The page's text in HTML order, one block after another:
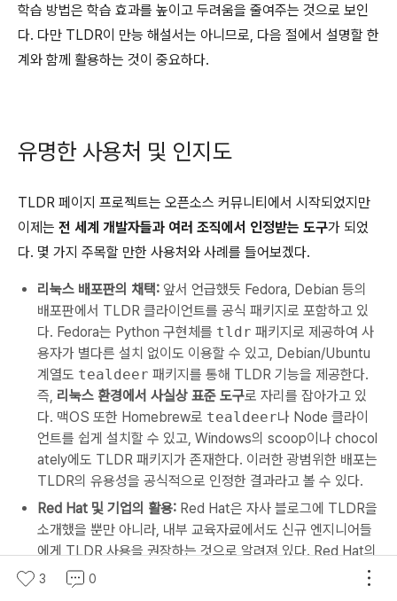
학습 방법은 학습 효과를 높이고 두려움을 줄여주는 것으로 보인
다. 다만 TLDR이 만능 해설서는 아니므로, 다음 절에서 설명할 한
계와 함께 활용하는 것이 중요하다.
유명한 사용처 및 인지도
TLDR 페이지 프로젝트는 오픈소스 커뮤니티에서 시작되었지만
이제는 전 세계 개발자들과 여러 조직에서 인정받는 도구가 되었
다. 몇 가지 주목할 만한 사용처와 사례를 들어보겠다.
리눅스 배포판의 채택: 앞서 언급했듯 Fedora, Debian 등의
배포판에서 TLDR 클라이언트를 공식 패키지로 포함하고 있
다. Fedora는 Python 구현체를 tldr 패키지로 제공하여 사
용자가 별다른 설치 없이도 이용할 수 있고, Debian/Ubuntu
계열도 tealdeer 패키지를 통해 TLDR 기능을 제공한다.
즉, 리눅스 환경에서 사실상 표준 도구로 자리를 잡아가고 있
다. 맥OS 또한 Homebrew로 tealdeer나 Node 클라이
언트를 쉽게 설치할 수 있고, Windows의 scoop이나 chocol
ately에도 TLDR 패키지가 존재한다. 이러한 광범위한 배포는
TLDR의 유용성을 공식적으로 인정한 결과라고 볼 수 있다.
Red Hat 및 기업의 활용: Red Hat은 자사 블로그에 TLDR을
소개했을 뿐만 아니라, 내부 교육자료에서도 신규 엔지니어들
에게 TLDR 사용을 권장하는 것으로 알려져 있다. Red Hat의
엔지니어 겸 에반젤리스트인 Ricardo Gerardi는
Enable Sys
3 0